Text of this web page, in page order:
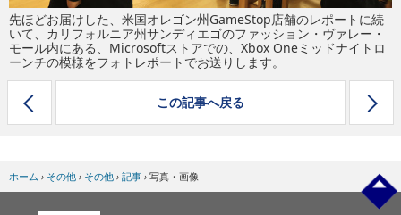
先ほどお届けした、米国オレゴン州GameStop店舗のレポートに続
いて、カリフォルニア州サンディエゴのファッション・ヴァレー・
モール内にある、Microsoftストアでの、Xbox Oneミッドナイトロ
ーンチの模様をフォトレポートでお送りします。
この記事へ戻る
ホーム › その他 › その他 › 記事 › 写真・画像